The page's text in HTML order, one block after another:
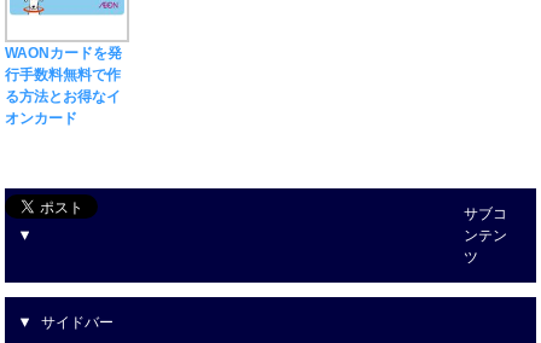
WAONカードを発
行手数料無料で作
る方法とお得なイ
オンカード
サブコ
ンテン
ツ
サイドバー